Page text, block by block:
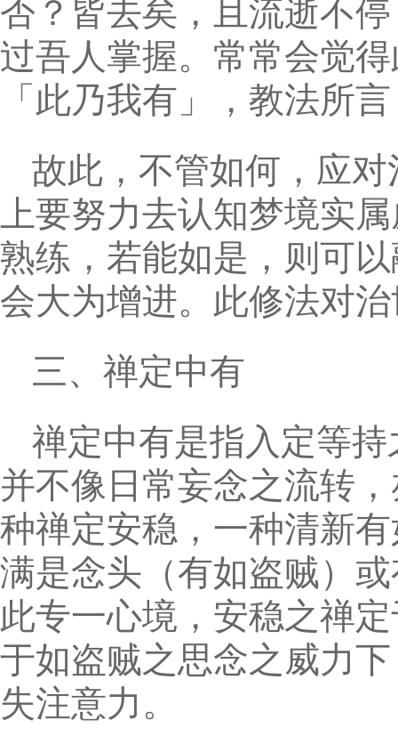
否？皆去矣，且流逝不
过吾人掌握。常常会觉
「此乃我有」，教法所
故此，不管如何，应
上要努力去认知梦境实
熟练，若能如是，则可
会大为增进。此修法对
三、禅定中有
禅定中有是指入定等
并不像日常妄念之流转
种禅定安稳，一种清新
满是念头（有如盗贼）
此专一心境，安稳之禅
于如盗贼之思念之威力
失注意力。